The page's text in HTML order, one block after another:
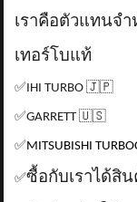
เราคือตัวแทนจำ
เทอร์โบแท้
✅ IHI TURBO🇯🇵
✅GARRETT🇺🇸
✅ MITSUBISHI
✅ซื้อกับเราได้สิ